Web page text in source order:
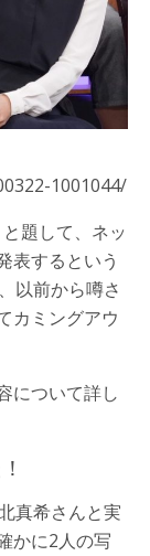
1001044/
題して、ネッ
表するという
以前から噂さ
カミングアウ
について詳し
真希さんと実
かに2人の写